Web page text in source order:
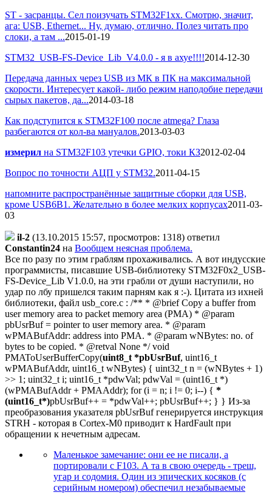
ST - засранцы. Сел поизучать STM32F1xx. Смотрю, значит,
ага: USB, Ethernet... Ну, думаю, отлично. Полез читать про
слоки, а там ...2015-01-19
STM32_USB-FS-Device_Lib_V4.0.0 - я в ахуе!!!!2014-12-30
Передача данных через USB из МК в ПК на максимальной
скорости. Интересует какой- либо режим наподобие передачи
сырых пакетов, да...2014-03-18
Как подступится к STM32F100 после atmega? Глаза
разбегаются от кол-ва мануалов.2013-03-03
измерил на STM32F103 утечки GPIO, токи КЗ2012-02-04
Вопрос по точности АЦП у STM32.2011-04-15
напомните распространённые защитные сборки для USB,
кроме USB6B1. Желательно в более мелких корпусах2011-03-
03
il-2 (13.10.2015 15:57, просмотров: 1318) ответил
Constantin24 на Вообщем неясная проблема.
Все по разу по этим граблям прохаживались. А вот индусские
программисты, писавшие USB-библиотеку STM32F0x2_USB-
FS-Device_Lib V1.0.0, на эти грабли от души наступили, но
удар по лбу пришелся таким парням как я :-). Цитата из ихней
библиотеки, файл usb_core.c : /** * @brief Copy a buffer from
user memory area to packet memory area (PMA) * @param
pbUsrBuf = pointer to user memory area. * @param
wPMABufAddr: address into PMA. * @param wNBytes: no. of
bytes to be copied. * @retval None */ void
PMAToUserBufferCopy(uint8_t *pbUsrBuf, uint16_t
wPMABufAddr, uint16_t wNBytes) { uint32_t n = (wNBytes + 1)
>> 1; uint32_t i; uint16_t *pdwVal; pdwVal = (uint16_t *)
(wPMABufAddr + PMAAddr); for (i = n; i != 0; i--) { *
(uint16_t*)pbUsrBuf++ = *pdwVal++; pbUsrBuf++; } } Из-за
преобразования указателя pbUsrBuf генерируется инструкция
STRH - которая в Cortex-M0 приводит к HardFault при
обращении к нечетным адресам.
Маленькое замечание: они ее не писали, а
портировали с F103. А та в свою очередь - треш,
угар и содомия. Один из эпических косяков (c
серийным номером) обеспечил незабываемые